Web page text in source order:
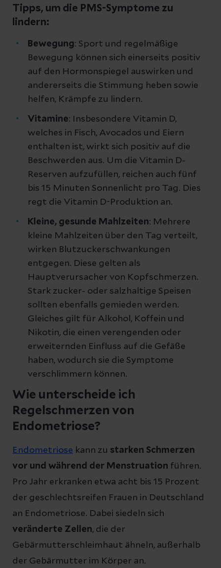
Tipps, um die PMS-Symptome zu
lindern:
Bewegung: Sport und regelmäßige
Bewegung können sich einerseits positiv
auf den Hormonspiegel auswirken und
andererseits die Stimmung heben sowie
helfen, Krämpfe zu lindern.
Vitamine: Insbesondere Vitamin D,
welches in Fisch, Avocados und Eiern
enthalten ist, wirkt sich positiv auf die
Beschwerden aus. Um die Vitamin D-
Reserven aufzufüllen, reichen auch fünf
bis 15 Minuten Sonnenlicht pro Tag. Dies
regt die Vitamin D-Produktion an.
Kleine, gesunde Mahlzeiten: Mehrere
kleine Mahlzeiten über den Tag verteilt,
wirken Blutzuckerschwankungen
entgegen. Diese gelten als
Hauptverursacher von Kopfschmerzen.
Stark zucker- oder salzhaltige Speisen
sollten ebenfalls gemieden werden.
Gleiches gilt für Alkohol, Koffein und
Nikotin, die einen verengenden oder
erweiternden Einfluss auf die Gefäße
haben, wodurch sie die Symptome
verschlimmern können.
Wie unterscheide ich
Regelschmerzen von
Endometriose?
Endometriose kann zu starken Schmerzen
vor und während der Menstruation führen.
Pro Jahr erkranken etwa acht bis 15 Prozent
der geschlechtsreifen Frauen in Deutschland
an Endometriose. Dabei siedeln sich
veränderte Zellen, die der
Gebärmutterschleimhaut ähneln, außerhalb
der Gebärmutter im Körper an.